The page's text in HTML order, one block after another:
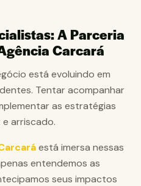
A Parceria
Carcará
está evoluindo em
Tentar acompanhar
as estratégias
arriscado.
está imersa nessas
entendemos as
seus impactos